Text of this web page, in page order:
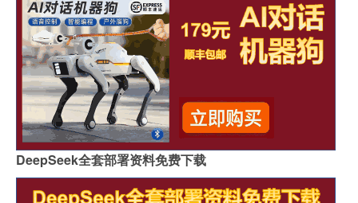
DeepSeek全套部署资料免费下载